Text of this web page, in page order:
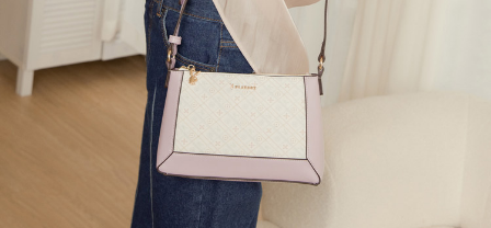
１．透過由恩沛科技股份有限公司提供之「AFTEE先享後付」服務完成之交
易，需依本服務之必要範圍內提供個人資料，並將交易相關給付款項請求債
權轉讓予恩沛科技股份有限公司。
２．關於個人資料處理事宜，請瀏覽以下網址：
https://aftee.tw/terms/#terms3
３．未成年的使用者請事先徵得法定代理人或監護人之同意方可使用
「AFTEE先享後付」，若未經同意申辦者引起之損失，本公司不負相關責
４．使用「AFTEE先享後付」時，將依據個別帳號之用戶狀況，依本公司即
時審查核予不同之上限額度；若仍有額度不足之情形，本公司將視審查結果
每筆NT$60，滿NT$2,000(含以上)免運費
付款後7-11取貨
每筆NT$60，滿NT$2,000(含以上)免運費
每筆NT$60，滿NT$2,000(含以上)免運費